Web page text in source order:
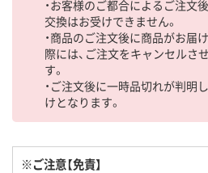
・お客様のご都合によるご注文
交換はお受けできません。
・商品のご注文後に商品がお届
際には、ご注文をキャンセルさ
す。
・ご注文後に一時品切れが判明
けとなります。
※ご注意【免責】